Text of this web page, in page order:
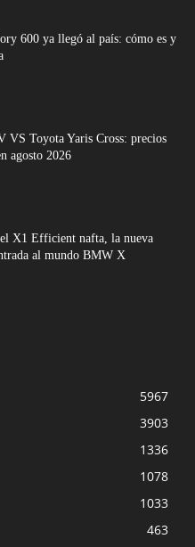
600 ya llegó al país: cómo es y
VS Toyota Yaris Cross: precios
agosto 2026
X1 Efficient nafta, la nueva
al mundo BMW X
5967
3903
1336
1078
1033
463